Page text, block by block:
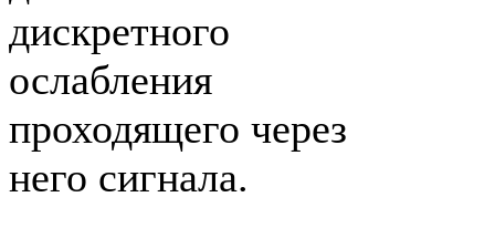
дискретного
ослабления
проходящего через
него сигнала.